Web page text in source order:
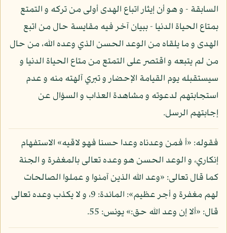
السابقة - و هو أن إيثار اتباع الهدى أولى من تركه و التمتع
بمتاع الحياة الدنيا - ببيان آخر فيه مقايسة حال من اتبع
الهدى و ما يلقاه من الوعد الحسن الذي وعده الله، من حال
من لم يتبعه و اقتصر على التمتع من متاع الحياة الدنيا و
سيستقبله يوم القيامة الإحضار و تبري آلهته منه و عدم
استجابتهم لدعوته و مشاهدة العذاب و السؤال عن
إجابتهم الرسل.
فقوله: «أ فمن وعدناه وعدا حسنا فهو لاقيه» الاستفهام
إنكاري، و الوعد الحسن هو وعده تعالى بالمغفرة و الجنة
كما قال تعالى: «وعد الله الذين آمنوا و عملوا الصالحات
لهم مغفرة و أجر عظيم»: المائدة: 9، و لا يكذب وعده تعالى
قال: «ألا إن وعد الله حق:» يونس: 55.